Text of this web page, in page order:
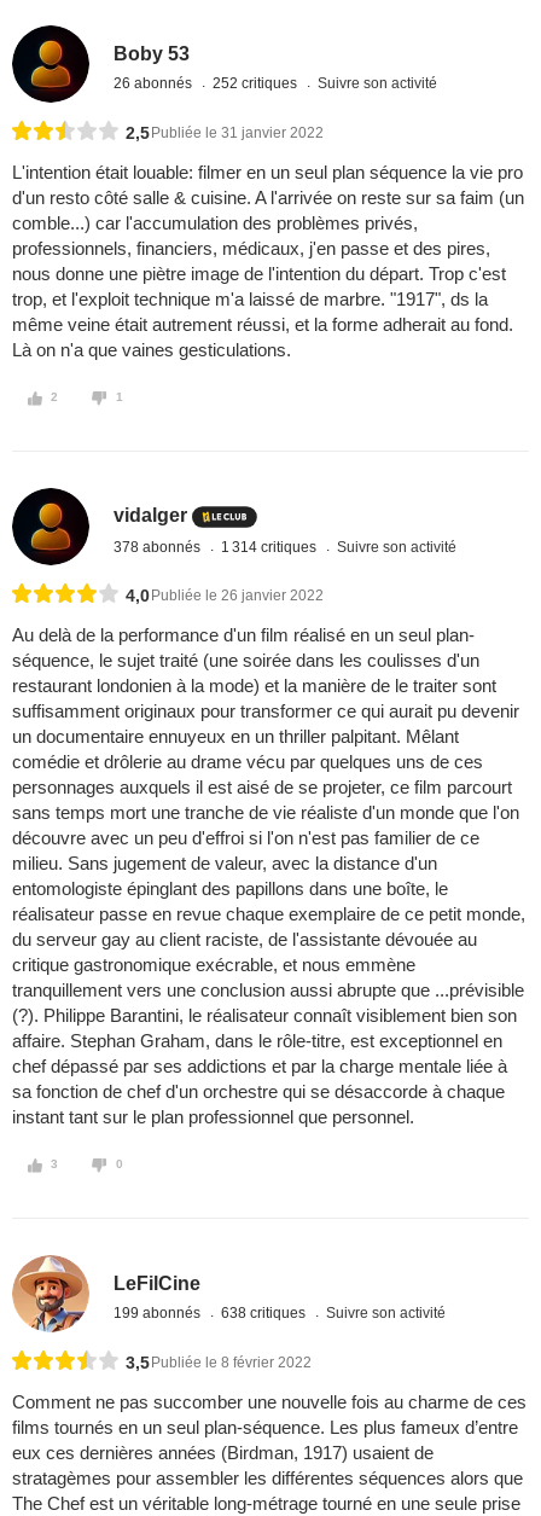
Boby 53
26 abonnés 252 critiques Suivre son activité
2,5 Publiée le 31 janvier 2022
L'intention était louable: filmer en un seul plan séquence la vie pro
d'un resto côté salle & cuisine. A l'arrivée on reste sur sa faim (un
comble...) car l'accumulation des problèmes privés,
professionnels, financiers, médicaux, j'en passe et des pires,
nous donne une piètre image de l'intention du départ. Trop c'est
trop, et l'exploit technique m'a laissé de marbre. "1917", ds la
même veine était autrement réussi, et la forme adherait au fond.
Là on n'a que vaines gesticulations.
2 1
vidalger
378 abonnés 1 314 critiques Suivre son activité
4,0 Publiée le 26 janvier 2022
Au delà de la performance d'un film réalisé en un seul plan-
séquence, le sujet traité (une soirée dans les coulisses d'un
restaurant londonien à la mode) et la manière de le traiter sont
suffisamment originaux pour transformer ce qui aurait pu devenir
un documentaire ennuyeux en un thriller palpitant. Mêlant
comédie et drôlerie au drame vécu par quelques uns de ces
personnages auxquels il est aisé de se projeter, ce film parcourt
sans temps mort une tranche de vie réaliste d'un monde que l'on
découvre avec un peu d'effroi si l'on n'est pas familier de ce
milieu. Sans jugement de valeur, avec la distance d'un
entomologiste épinglant des papillons dans une boîte, le
réalisateur passe en revue chaque exemplaire de ce petit monde,
du serveur gay au client raciste, de l'assistante dévouée au
critique gastronomique exécrable, et nous emmène
tranquillement vers une conclusion aussi abrupte que ...prévisible
(?). Philippe Barantini, le réalisateur connaît visiblement bien son
affaire. Stephan Graham, dans le rôle-titre, est exceptionnel en
chef dépassé par ses addictions et par la charge mentale liée à
sa fonction de chef d'un orchestre qui se désaccorde à chaque
instant tant sur le plan professionnel que personnel.
3 0
LeFilCine
199 abonnés 638 critiques Suivre son activité
3,5 Publiée le 8 février 2022
Comment ne pas succomber une nouvelle fois au charme de ces
films tournés en un seul plan-séquence. Les plus fameux d’entre
eux ces dernières années (Birdman, 1917) usaient de
stratagèmes pour assembler les différentes séquences alors que
The Chef est un véritable long-métrage tourné en une seule prise